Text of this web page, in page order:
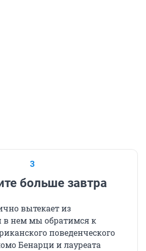
3
больше завтра
вытекает из
в нем мы обратимся к
поведенческого
Бенарци и лауреата